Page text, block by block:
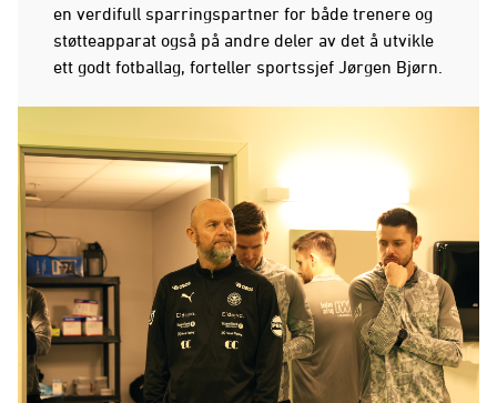
en verdifull sparringspartner for både trenere og
støtteapparat også på andre deler av det å utvikle
ett godt fotballag, forteller sportssjef Jørgen Bjørn.